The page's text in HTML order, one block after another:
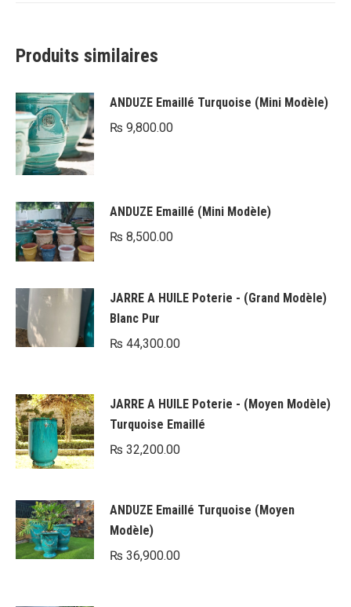
Produits similaires
ANDUZE Emaillé Turquoise (Mini Modèle)
₨ 9,800.00
ANDUZE Emaillé (Mini Modèle)
₨ 8,500.00
JARRE A HUILE Poterie - (Grand Modèle)
Blanc Pur
₨ 44,300.00
JARRE A HUILE Poterie - (Moyen Modèle)
Turquoise Emaillé
₨ 32,200.00
ANDUZE Emaillé Turquoise (Moyen
Modèle)
₨ 36,900.00